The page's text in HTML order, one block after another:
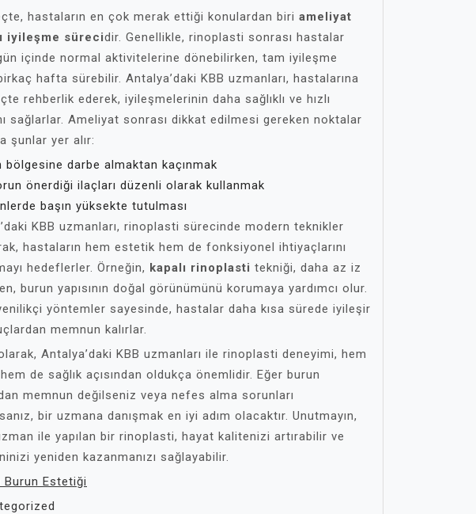
hastaların en çok merak ettiği konulardan biri ameliyat
iyileşme sürecidir. Genellikle, rinoplasti sonrası hastalar
içinde normal aktivitelerine dönebilirken, tam iyileşme
hafta sürebilir. Antalya’daki KBB uzmanları, hastalarına
rehberlik ederek, iyileşmelerinin daha sağlıklı ve hızlı
sağlarlar. Ameliyat sonrası dikkat edilmesi gereken noktalar
şunlar yer alır:
bölgesine darbe almaktan kaçınmak
önerdiği ilaçları düzenli olarak kullanmak
başın yüksekte tutulması
KBB uzmanları, rinoplasti sürecinde modern teknikler
hastaların hem estetik hem de fonksiyonel ihtiyaçlarını
hedeflerler. Örneğin, kapalı rinoplasti tekniği, daha az iz
burun yapısının doğal görünümünü korumaya yardımcı olur.
yöntemler sayesinde, hastalar daha kısa sürede iyileşir
memnun kalırlar.
Antalya’daki KBB uzmanları ile rinoplasti deneyimi, hem
de sağlık açısından oldukça önemlidir. Eğer burun
memnun değilseniz veya nefes alma sorunları
bir uzmana danışmak en iyi adım olacaktır. Unutmayın,
ile yapılan bir rinoplasti, hayat kalitenizi artırabilir ve
yeniden kazanmanızı sağlayabilir.
Burun Estetiği